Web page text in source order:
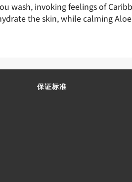
wash, invoking feelings of
the skin, while calming
保证标准